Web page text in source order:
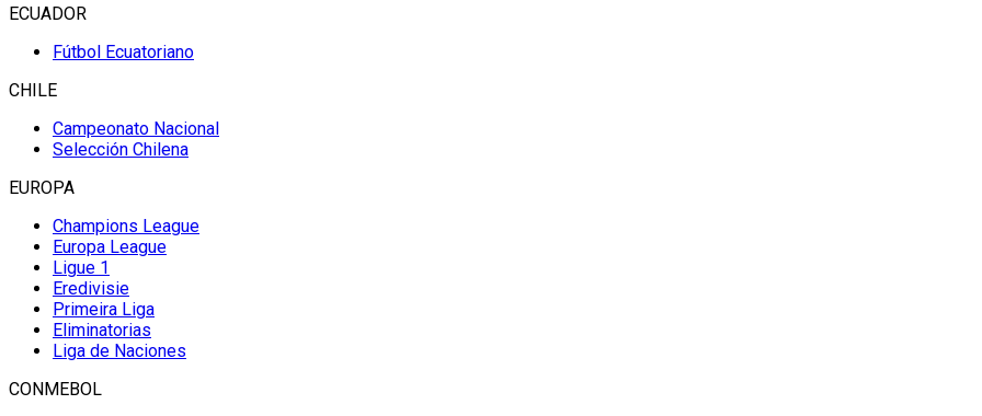
ECUADOR
Fútbol Ecuatoriano
CHILE
Campeonato Nacional
Selección Chilena
EUROPA
Champions League
Europa League
Ligue 1
Eredivisie
Primeira Liga
Eliminatorias
Liga de Naciones
CONMEBOL